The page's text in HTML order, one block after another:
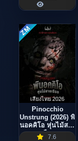
ZM
เสียงไทย 2026
Pinocchio
Unstrung (2026) พิ
นอคคิโอ หุ่นไม้สาย
เชือด
7.6